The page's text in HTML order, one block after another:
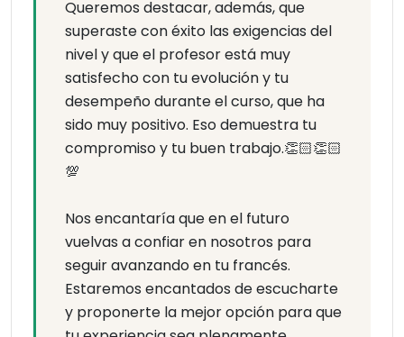
Queremos destacar, además, que
superaste con éxito las exigencias del
nivel y que el profesor está muy
satisfecho con tu evolución y tu
desempeño durante el curso, que ha
sido muy positivo. Eso demuestra tu
compromiso y tu buen trabajo.👏🏻👏🏻
💯
Nos encantaría que en el futuro
vuelvas a confiar en nosotros para
seguir avanzando en tu francés.
Estaremos encantados de escucharte
y proponerte la mejor opción para que